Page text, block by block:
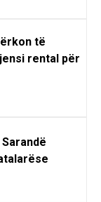
të
rental për